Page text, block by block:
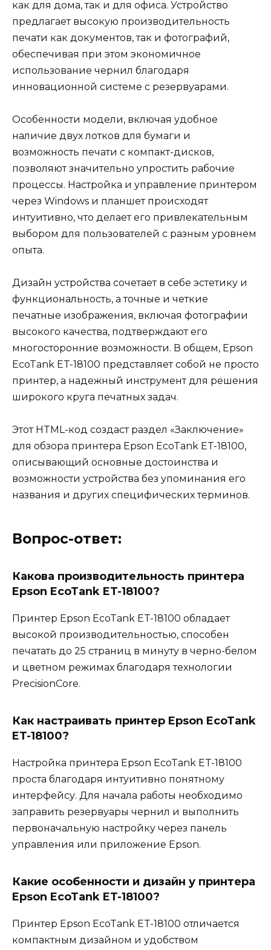
как для дома, так и для офиса. Устройство
предлагает высокую производительность
печати как документов, так и фотографий,
обеспечивая при этом экономичное
использование чернил благодаря
инновационной системе с резервуарами.
Особенности модели, включая удобное
наличие двух лотков для бумаги и
возможность печати с компакт-дисков,
позволяют значительно упростить рабочие
процессы. Настройка и управление принтером
через Windows и планшет происходят
интуитивно, что делает его привлекательным
выбором для пользователей с разным уровнем
опыта.
Дизайн устройства сочетает в себе эстетику и
функциональность, а точные и четкие
печатные изображения, включая фотографии
высокого качества, подтверждают его
многосторонние возможности. В общем, Epson
EcoTank ET-18100 представляет собой не просто
принтер, а надежный инструмент для решения
широкого круга печатных задач.
Этот HTML-код создаст раздел «Заключение»
для обзора принтера Epson EcoTank ET-18100,
описывающий основные достоинства и
возможности устройства без упоминания его
названия и других специфических терминов.
Вопрос-ответ:
Какова производительность принтера
Epson EcoTank ET-18100?
Принтер Epson EcoTank ET-18100 обладает
высокой производительностью, способен
печатать до 25 страниц в минуту в черно-белом
и цветном режимах благодаря технологии
PrecisionCore.
Как настраивать принтер Epson EcoTank
ET-18100?
Настройка принтера Epson EcoTank ET-18100
проста благодаря интуитивно понятному
интерфейсу. Для начала работы необходимо
заправить резервуары чернил и выполнить
первоначальную настройку через панель
управления или приложение Epson.
Какие особенности и дизайн у принтера
Epson EcoTank ET-18100?
Принтер Epson EcoTank ET-18100 отличается
компактным дизайном и удобством